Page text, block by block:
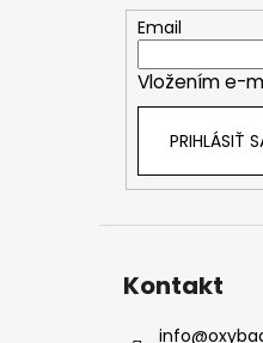
Email
Vložením e-
PRIHLÁSIŤ
Kontakt
info@